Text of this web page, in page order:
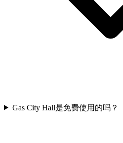
Gas City Hall是免费使用的吗？